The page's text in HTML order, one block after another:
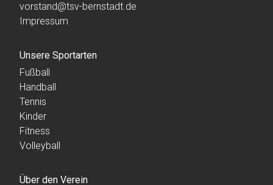
vorstand@tsv-bernstadt.de
Impressum
Unsere Sportarten
Fußball
Handball
Tennis
Kinder
Fitness
Volleyball
Über den Verein